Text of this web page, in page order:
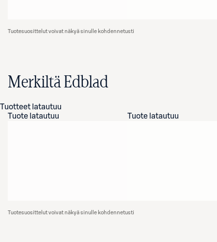
Tuotesuosittelut voivat näkyä sinulle kohdennetusti
Merkiltä Edblad
Tuotteet latautuu
Tuote latautuu
Tuote latautuu
Tuotesuosittelut voivat näkyä sinulle kohdennetusti